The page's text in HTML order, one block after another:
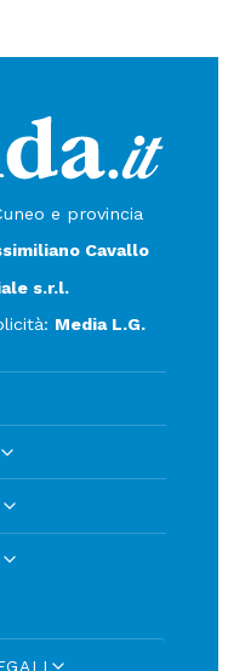
e provincia
Cavallo
s.r.l.
Media L.G.